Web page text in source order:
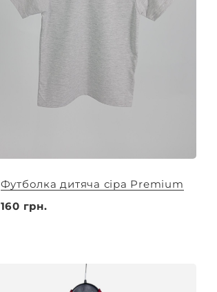
Футболка дитяча сіра Premium
160 грн.